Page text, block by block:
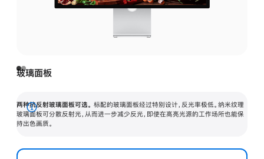
玻璃面板
两种抗反射玻璃面板可选。 标配的玻璃面板经过特别设计，反光率极低。纳米纹理
玻璃面板可分散反射光，从而进一步减少反光，即使在高亮光源的工作场所也能保
持出色画质。
展
开